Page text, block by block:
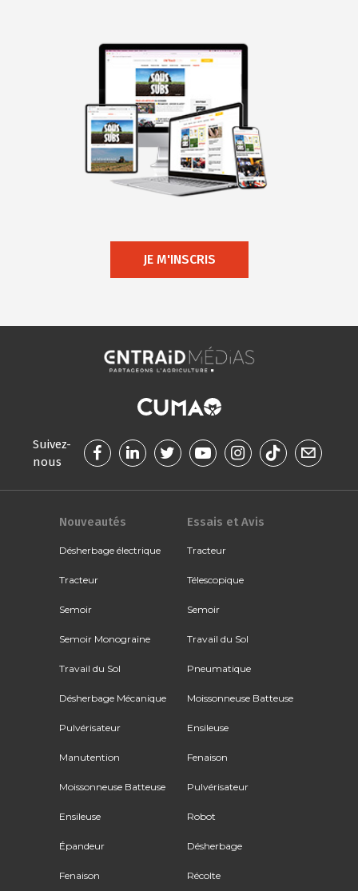
JE M'INSCRIS
Suivez-
nous
Nouveautés
Désherbage électrique
Tracteur
Semoir
Semoir Monograine
Travail du Sol
Désherbage Mécanique
Pulvérisateur
Manutention
Moissonneuse Batteuse
Ensileuse
Épandeur
Fenaison
Essais et Avis
Tracteur
Télescopique
Semoir
Travail du Sol
Pneumatique
Moissonneuse Batteuse
Ensileuse
Fenaison
Pulvérisateur
Robot
Désherbage
Récolte